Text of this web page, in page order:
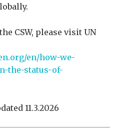
CSW, please visit UN
en/how-we-
the-status-of-
11.3.2026